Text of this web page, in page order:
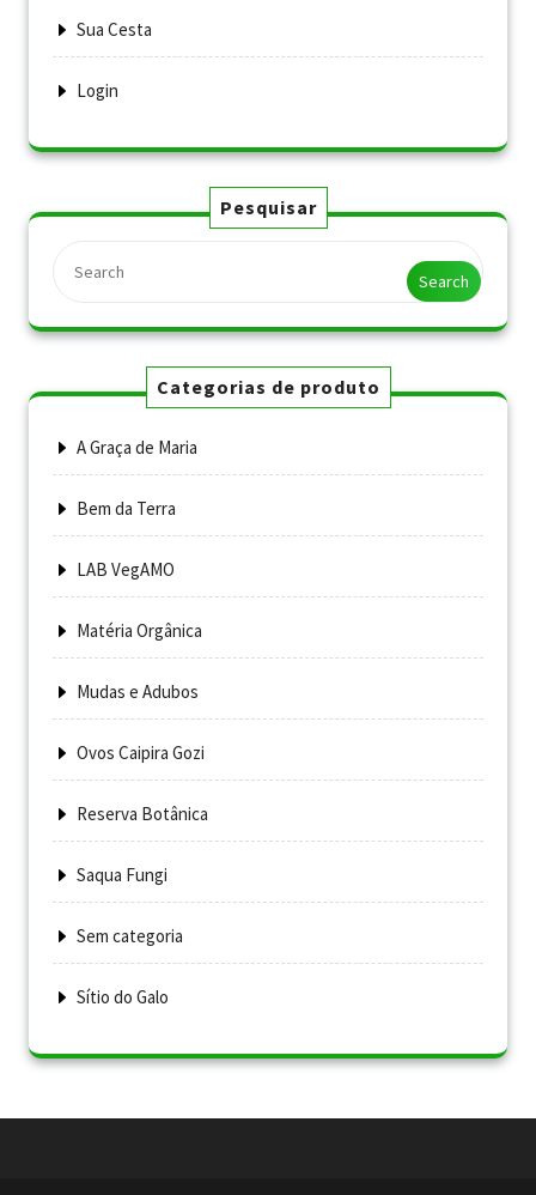
Sua Cesta
Login
Pesquisar
Search
Categorias de produto
A Graça de Maria
Bem da Terra
LAB VegAMO
Matéria Orgânica
Mudas e Adubos
Ovos Caipira Gozi
Reserva Botânica
Saqua Fungi
Sem categoria
Sítio do Galo